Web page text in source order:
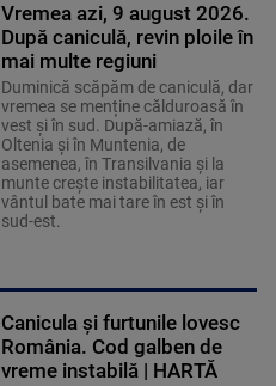
Vremea azi, 9 august 2026.
După caniculă, revin ploile în
mai multe regiuni
Duminică scăpăm de caniculă, dar
vremea se menține călduroasă în
vest și în sud. După-amiază, în
Oltenia și în Muntenia, de
asemenea, în Transilvania și la
munte crește instabilitatea, iar
vântul bate mai tare în est și în
sud-est.
Canicula și furtunile lovesc
România. Cod galben de
vreme instabilă | HARTĂ